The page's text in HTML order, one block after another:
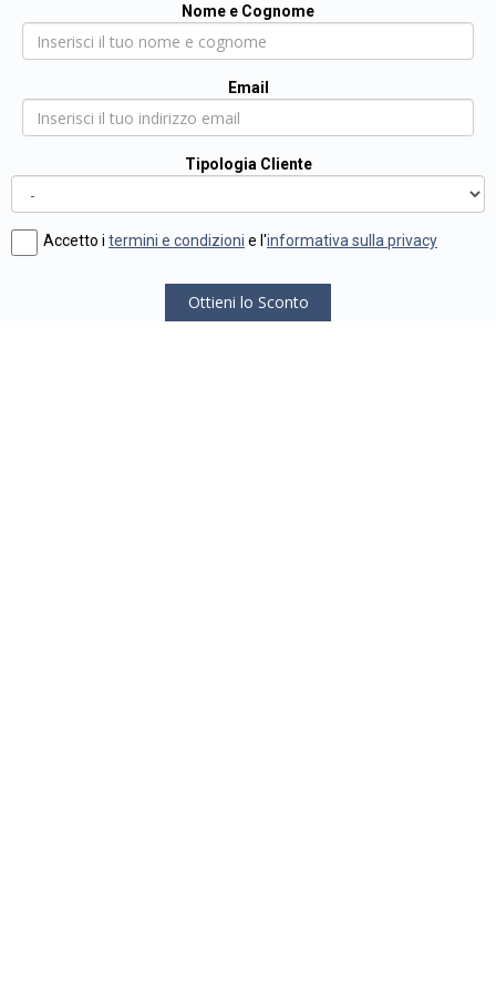
Nome e Cognome
Email
Tipologia Cliente
Accetto i termini e condizioni e l'informativa sulla privacy
Ottieni lo Sconto